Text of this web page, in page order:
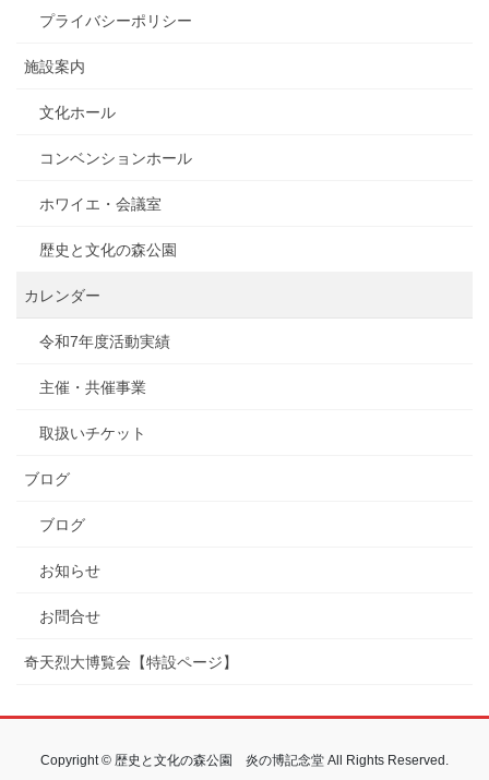
プライバシーポリシー
施設案内
文化ホール
コンベンションホール
ホワイエ・会議室
歴史と文化の森公園
カレンダー
令和7年度活動実績
主催・共催事業
取扱いチケット
ブログ
ブログ
お知らせ
お問合せ
奇天烈大博覧会【特設ページ】
Copyright © 歴史と文化の森公園 炎の博記念堂 All Rights Reserved.